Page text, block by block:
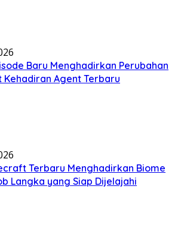
Baru Menghadirkan Perubahan
Kehadiran Agent Terbaru
Terbaru Menghadirkan Biome
Langka yang Siap Dijelajahi